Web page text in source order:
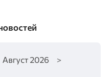
Август2026 >